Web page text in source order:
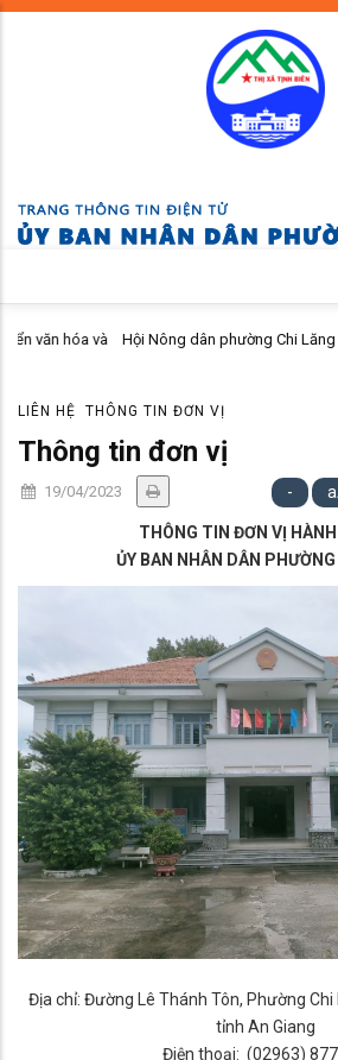
Skip
và
Hội Nông dân phường Chi Lăng bàn giao
LIÊN HỆ THÔNG TIN ĐƠN VỊ
Thông tin đơn vị
19/04/2023 -
THÔNG TIN ĐƠN VỊ
ỦY BAN NHÂN DÂN
Địa chỉ: Đường Lê Thánh Tôn, Phường Chi
tỉnh An Giang
Điện thoại: (02963)